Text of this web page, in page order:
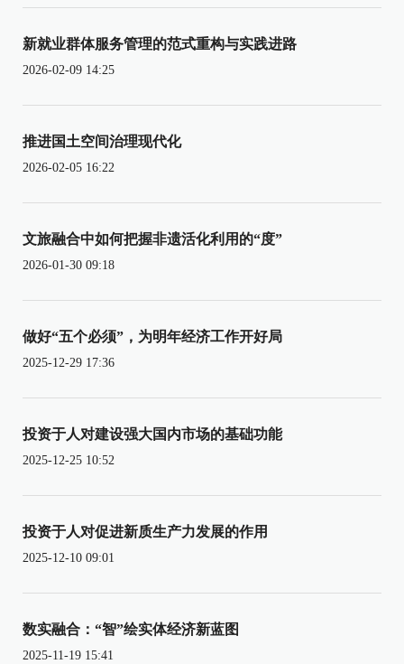
新就业群体服务管理的范式重构与实践进路
2026-02-09 14:25
推进国土空间治理现代化
2026-02-05 16:22
文旅融合中如何把握非遗活化利用的“度”
2026-01-30 09:18
做好“五个必须”，为明年经济工作开好局
2025-12-29 17:36
投资于人对建设强大国内市场的基础功能
2025-12-25 10:52
投资于人对促进新质生产力发展的作用
2025-12-10 09:01
数实融合：“智”绘实体经济新蓝图
2025-11-19 15:41